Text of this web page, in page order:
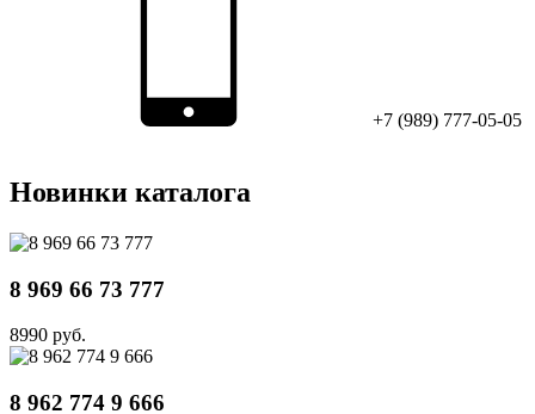
+7 (989) 777-05-05
Новинки каталога
8 969 66 73 777
8990 руб.
8 962 774 9 666